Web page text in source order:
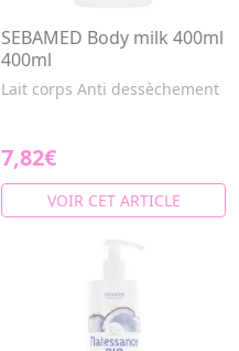
SEBAMED Body milk 400ml
400ml
Lait corps Anti dessèchement
7,82€
VOIR CET ARTICLE